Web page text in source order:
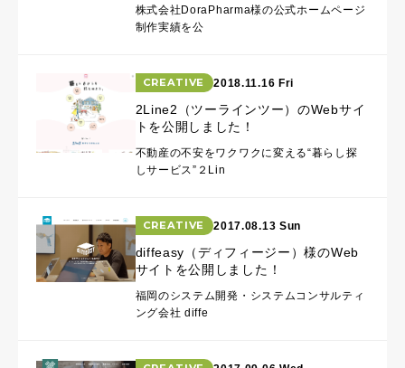
株式会社DoraPharma様の公式ホームページ
制作実績を公
CREATIVE 2018.11.16 Fri
2Line2（ツーラインツー）のWebサイ
トを公開しました！
不動産の不安をワクワクに変える“暮らし探
しサービス”２Lin
CREATIVE 2017.08.13 Sun
diffeasy（ディフィージー）様のWeb
サイトを公開しました！
福岡のシステム開発・システムコンサルティ
ング会社 diffe